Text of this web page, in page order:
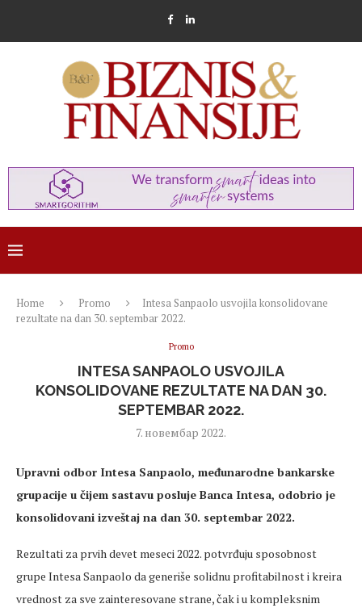
Home Promo
Intesa Sanpaolo usvojila konsolidovane
rezultate na dan 30. septembar 2022.
Promo
INTESA SANPAOLO USVOJILA
KONSOLIDOVANE REZULTATE NA DAN 30.
SEPTEMBAR 2022.
7. новембар 2022.
Upravni odbor Intesa Sanpaolo, međunarodne bankarske
grupacije u čijem sastavu posluje Banca Intesa, odobrio je
konsolidovani izveštaj na dan 30. septembar 2022.
Rezultati za prvih devet meseci 2022. potvrđuju sposobnost
grupe Intesa Sanpaolo da generiše solidnu profitabilnost i kreira
vrednost za sve zainteresovane strane, čak i u kompleksnim